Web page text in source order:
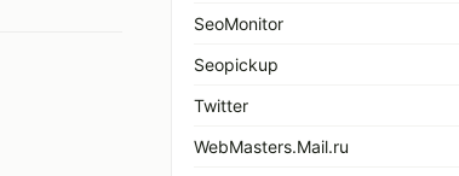
SeoMonitor
Seopickup
Twitter
WebMasters.Mail.ru